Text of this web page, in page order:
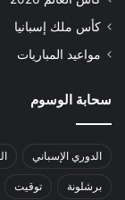
كأس ملك إسبانيا
مواعيد المباريات
سحابة الوسوم
الدوري الإسباني
برشلونة توقيت